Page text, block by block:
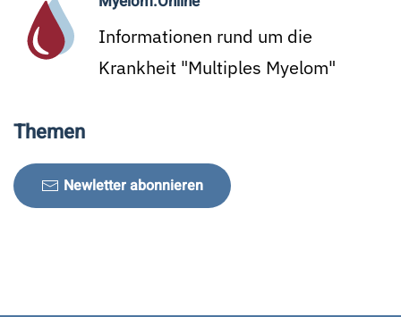
Informationen rund um die
Krankheit "Multiples Myelom"
Themen
Newletter abonnieren